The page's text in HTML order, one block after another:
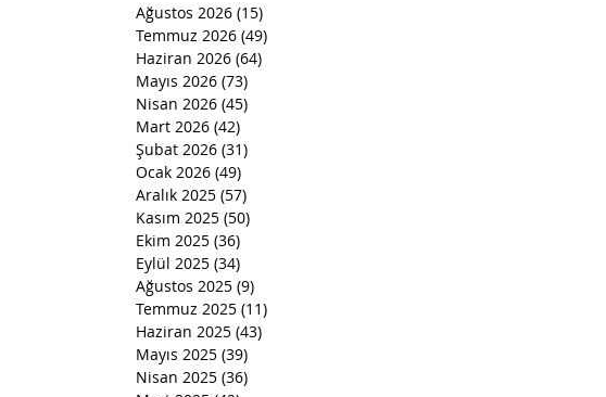
Ağustos 2026 (15)
Temmuz 2026 (49)
Haziran 2026 (64)
Mayıs 2026 (73)
Nisan 2026 (45)
Mart 2026 (42)
Şubat 2026 (31)
Ocak 2026 (49)
Aralık 2025 (57)
Kasım 2025 (50)
Ekim 2025 (36)
Eylül 2025 (34)
Ağustos 2025 (9)
Temmuz 2025 (11)
Haziran 2025 (43)
Mayıs 2025 (39)
Nisan 2025 (36)